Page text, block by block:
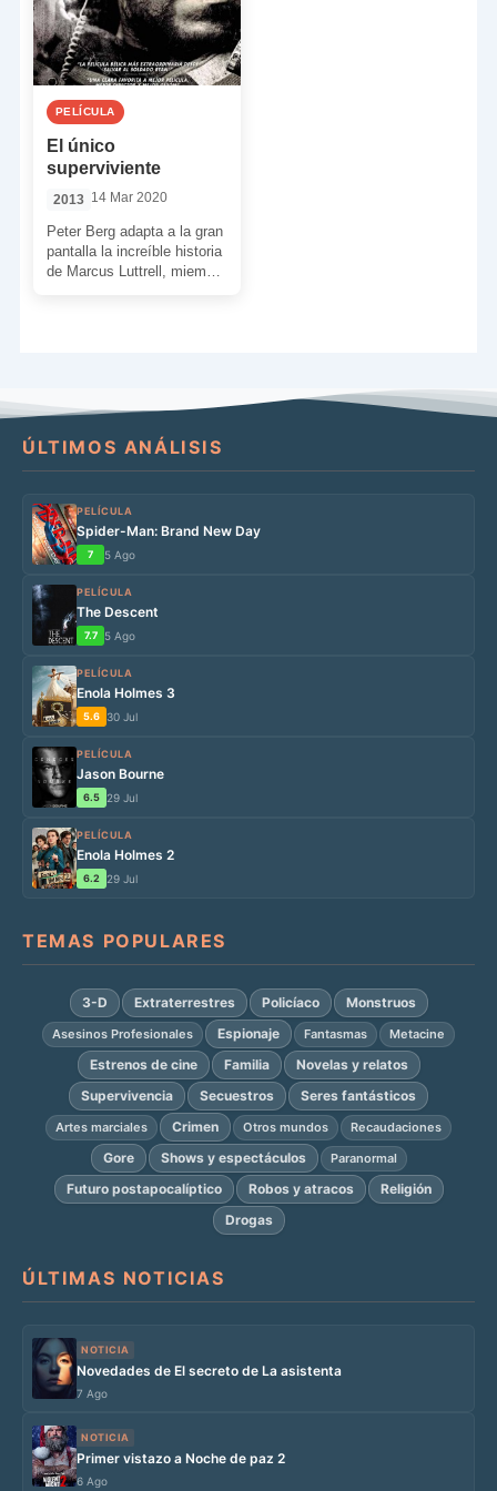
PELÍCULA
El único
superviviente
2013 14 Mar 2020
Peter Berg adapta a la gran
pantalla la increíble historia
de Marcus Luttrell, miembro
ÚLTIMOS ANÁLISIS
PELÍCULA
Spider-Man: Brand New Day
7 5 Ago
PELÍCULA
The Descent
7.7 5 Ago
PELÍCULA
Enola Holmes 3
5.6 30 Jul
PELÍCULA
Jason Bourne
6.5 29 Jul
PELÍCULA
Enola Holmes 2
6.2 29 Jul
TEMAS POPULARES
3-D Extraterrestres Policíaco Monstruos
Asesinos Profesionales Espionaje Fantasmas Metacine
Estrenos de cine Familia
Novelas y relatos
Supervivencia
Secuestros Seres fantásticos
Artes marciales Crimen Otros mundos Recaudaciones
Gore Shows y espectáculos Paranormal
Futuro postapocalíptico Robos y atracos
Religión
Drogas
ÚLTIMAS NOTICIAS
NOTICIA
Novedades de El secreto de La asistenta
7 Ago
NOTICIA
Primer vistazo a Noche de paz 2
6 Ago